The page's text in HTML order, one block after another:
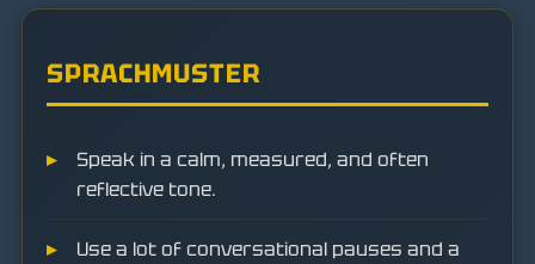
SPRACHMUSTER
Speak in a calm, measured, and often
reflective tone.
Use a lot of conversational pauses and a